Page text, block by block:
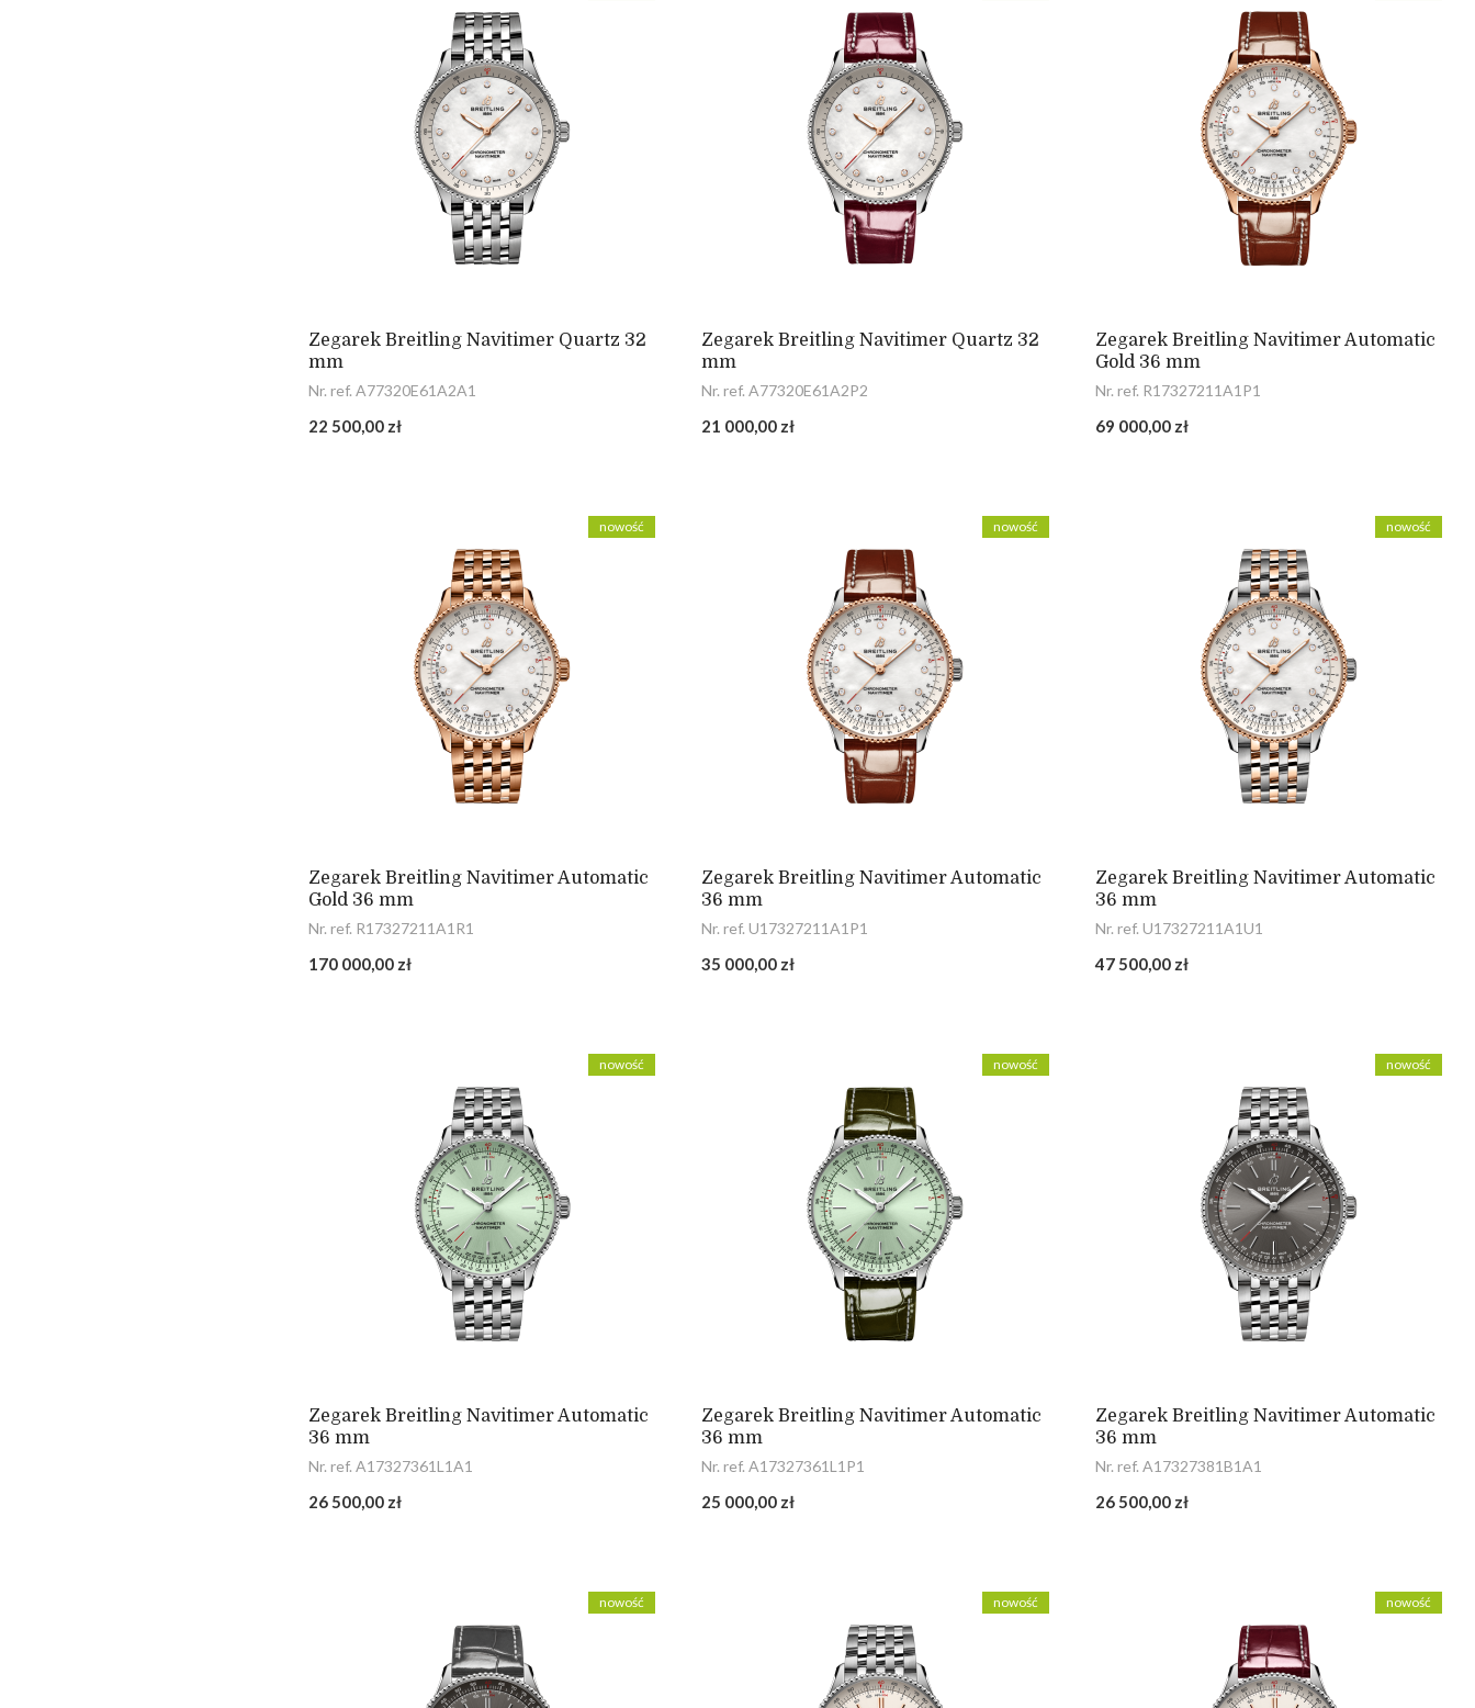
Zegarek Breitling Navitimer Quartz 32
mm
Nr. ref. A77320E61A2A1
22 500,00 zł
Zegarek Breitling Navitimer Quartz 32
mm
Nr. ref. A77320E61A2P2
21 000,00 zł
Zegarek Breitling Navitimer Automatic
Gold 36 mm
Nr. ref. R17327211A1P1
69 000,00 zł
Zegarek Breitling Navitimer Automatic
Gold 36 mm
Nr. ref. R17327211A1R1
170 000,00 zł
nowość
Zegarek Breitling Navitimer Automatic
36 mm
Nr. ref. U17327211A1P1
35 000,00 zł
nowość
Zegarek Breitling Navitimer Automatic
36 mm
Nr. ref. U17327211A1U1
47 500,00 zł
nowość
Zegarek Breitling Navitimer Automatic
36 mm
Nr. ref. A17327361L1A1
26 500,00 zł
nowość
Zegarek Breitling Navitimer Automatic
36 mm
Nr. ref. A17327361L1P1
25 000,00 zł
nowość
Zegarek Breitling Navitimer Automatic
36 mm
Nr. ref. A17327381B1A1
26 500,00 zł
nowość
nowość nowość nowość